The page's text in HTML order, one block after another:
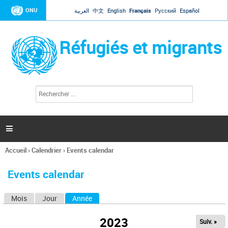
Jump to navigation
ONU العربية 中文 English Français Русский Español
Réfugiés et migrants
l
c
h
e

Vous
ici
Accueil›Calendrier› Events calendar
Events calendar
Mois Jour Année
2023 Suiv. »